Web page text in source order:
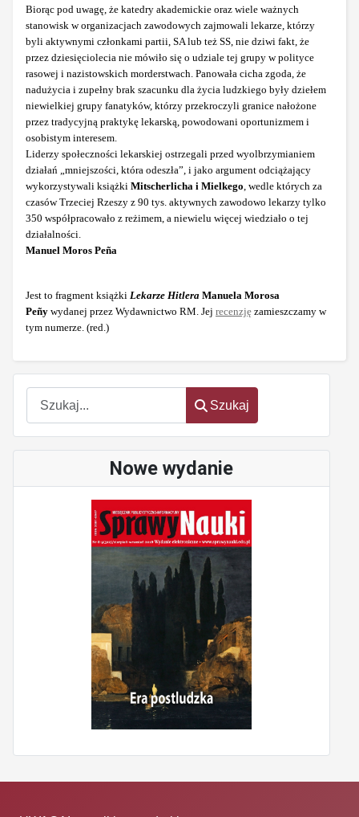
Szukaj
Szukaj
Nowe wydanie
Biorąc pod uwagę, że katedry akademickie oraz wiele ważnych
stanowisk w organizacjach zawodowych zajmowali lekarze, którzy
byli aktywnymi członkami partii, SA lub też SS, nie dziwi fakt, że
przez dziesięciolecia nie mówiło się o udziale tej grupy w polityce
rasowej i nazistowskich morderstwach. Panowała cicha zgoda, że
nadużycia i zupełny brak szacunku dla życia ludzkiego były dziełem
niewielkiej grupy fanatyków, którzy przekroczyli granice nałożone
przez tradycyjną praktykę lekarską, powodowani oportunizmem i
osobistym interesem.
Liderzy społeczności lekarskiej ostrzegali przed wyolbrzymianiem
działań „mniejszości, która odeszła”, i jako argument odciążający
wykorzystywali książki Mitscherlicha i Mielkego, wedle których za
czasów Trzeciej Rzeszy z 90 tys. aktywnych zawodowo lekarzy tylko
350 współpracowało z reżimem, a niewielu więcej wiedziało o tej
działalności.
Manuel Moros Peña
Jest to fragment książki Lekarze Hitlera Manuela Morosa
Peñy wydanej przez Wydawnictwo RM. Jej recenzję zamieszczamy w
tym numerze. (red.)